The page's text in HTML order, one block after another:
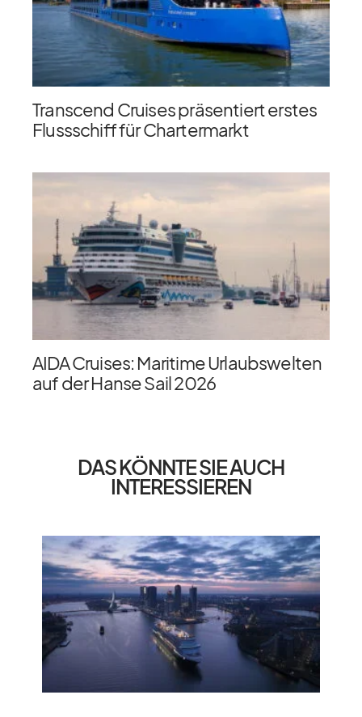
Transcend Cruises präsentiert erstes
Flussschiff für Chartermarkt
AIDA Cruises: Maritime Urlaubswelten
auf der Hanse Sail 2026
DAS KÖNNTE SIE AUCH
INTERESSIEREN